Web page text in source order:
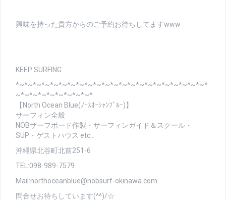
興味を持った貴方からのご予約お待ちしてますwww
KEEP SURFING
*~*~*~*~*~*~*~*~*~*~*~*~*~*~*~*~*~*~*~*~*~*~*
~*~*~*~*~*~*~*~*~*
【North Ocean Blue(ﾉｰｽｵｰｼｬﾝﾌﾞﾙｰ)】
サーフィン全般
NOBサーフボード作製・サーフィンガイド＆スクール・
SUP・ゲストハウス etc…
沖縄県北谷町北前251-6
TEL:098-989-7579
Mail:northoceanblue@nobsurf-okinawa.com
問合せお待ちしています(^^)/☆